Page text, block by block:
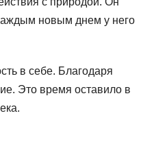
новым днем у него
в себе. Благодаря
Это время оставило в